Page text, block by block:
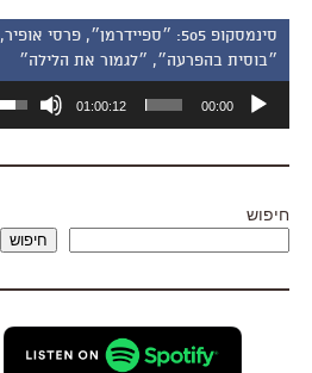
סינמסקופ 505: ״ספיידרמן״, פרסי אופיר,
״בוסית בהפרעה״, ״לגמור את הלילה״
אודיו
00:00
01:00:12
חיפוש
חיפוש